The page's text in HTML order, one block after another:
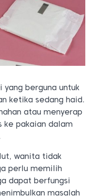
yang berguna untuk
ketika sedang haid.
atau menyerap
ke pakaian dalam
wanita tidak
perlu memilih
dapat berfungsi
masalah